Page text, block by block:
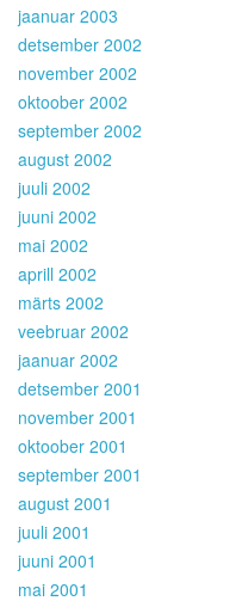
jaanuar 2003
detsember 2002
november 2002
oktoober 2002
september 2002
august 2002
juuli 2002
juuni 2002
mai 2002
aprill 2002
märts 2002
veebruar 2002
jaanuar 2002
detsember 2001
november 2001
oktoober 2001
september 2001
august 2001
juuli 2001
juuni 2001
mai 2001